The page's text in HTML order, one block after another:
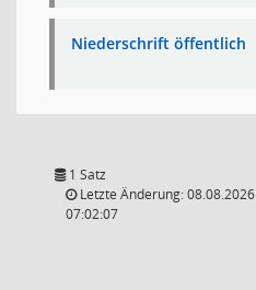
Niederschrift öffentlich
1 Satz
Letzte Änderung: 08.08.2026
07:02:07